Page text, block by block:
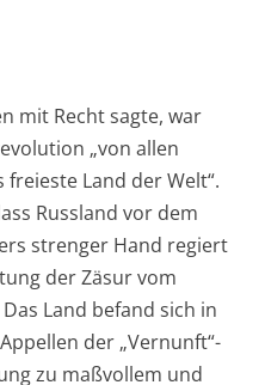
mit Recht sagte, war
„von allen
Land der Welt“.
Russland vor dem
strenger Hand regiert
der Zäsur vom
Land befand sich in
der „Vernunft“-
zu maßvollem und